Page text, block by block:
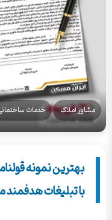
مشاور املاک خدمات
بهترین نمونه
با تبلیغات هدفمند